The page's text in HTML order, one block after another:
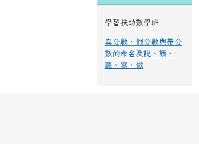
學習扶助數學班
真分數、假分數與帶分
數的命名及說、讀、
聽、寫、做